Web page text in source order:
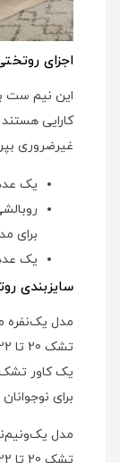
اجزای
این نیم ست
کارایی
غیرضروری
یک
برای
یک
سایزبندی
یک کاور
برای